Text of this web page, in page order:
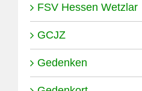
FSV Hessen Wetzlar
GCJZ
Gedenken